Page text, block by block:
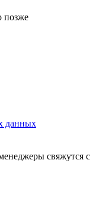
позже
данных
свяжутся с